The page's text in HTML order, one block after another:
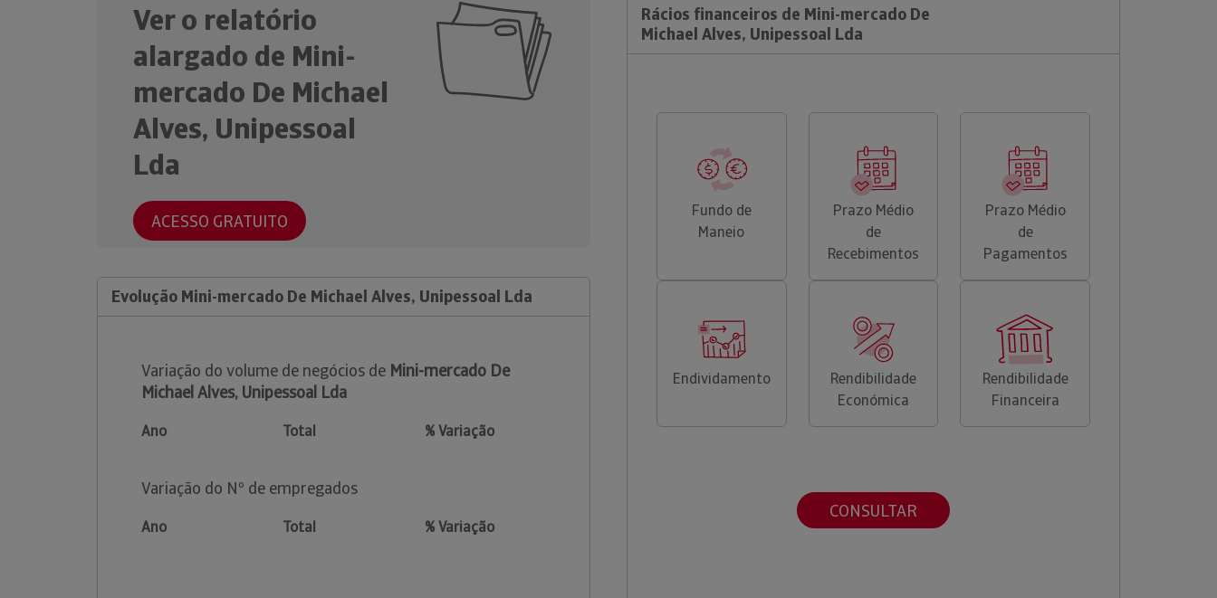
Ver o relatório
alargado de Mini-
mercado De Michael
Alves, Unipessoal
Lda
ACESSO GRATUITO
Evolução Mini-mercado De Michael Alves, Unipessoal Lda
Variação do volume de negócios de Mini-mercado De
Michael Alves, Unipessoal Lda
Ano Total % Variação
Variação do Nº de empregados
Ano Total % Variação
Rácios financeiros de Mini-mercado De
Michael Alves, Unipessoal Lda
Fundo de
Maneio
Prazo Médio
de
Recebimentos
Prazo Médio
de
Pagamentos
Endividamento
Rendibilidade
Económica
Rendibilidade
Financeira
CONSULTAR